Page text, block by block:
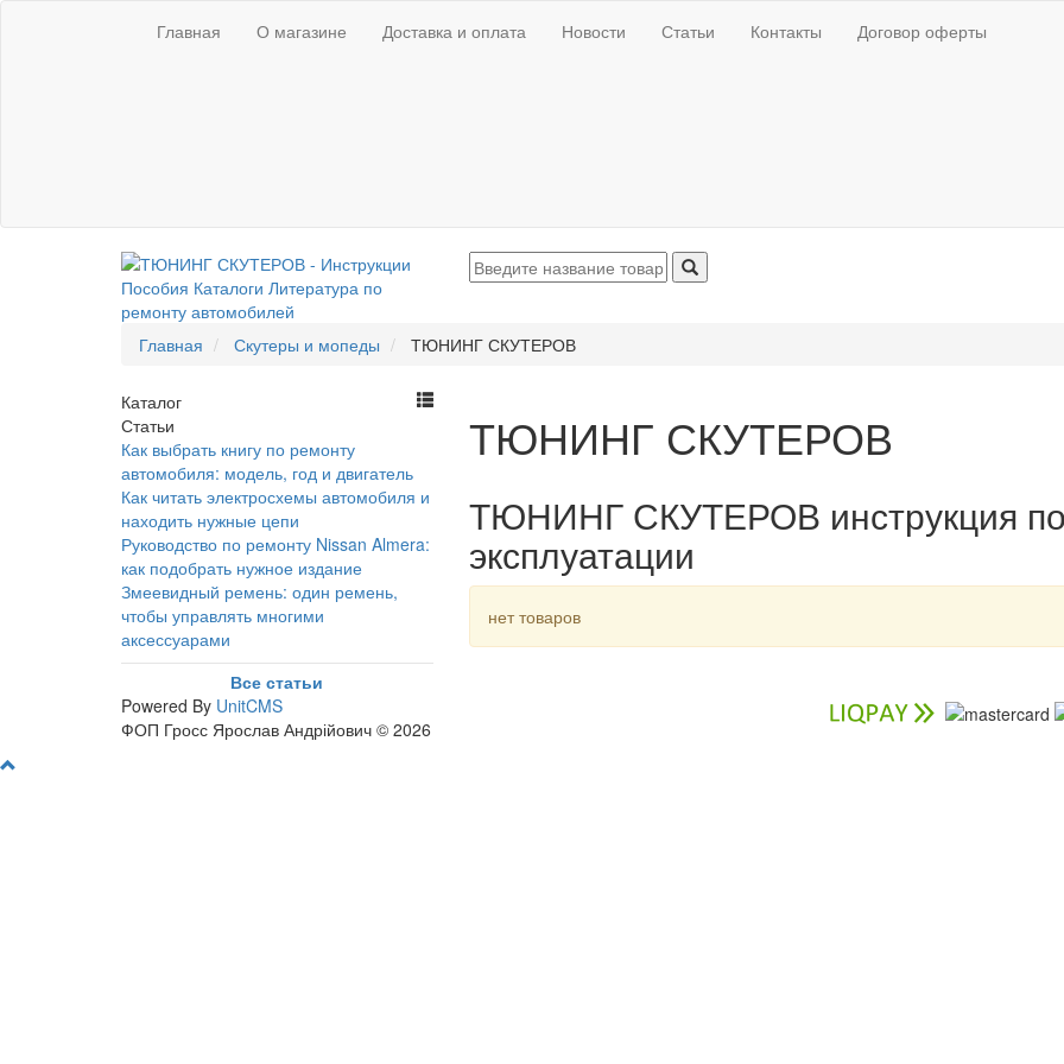
Главная О магазине Доставка и оплата Новости Статьи Контакты Договор оферты
Главная Скутеры и мопеды ТЮНИНГ СКУТЕРОВ
Каталог
Статьи
Как выбрать книгу по ремонту
автомобиля: модель, год и двигатель
Как читать электросхемы автомобиля и
находить нужные цепи
Руководство по ремонту Nissan Almera:
как подобрать нужное издание
Змеевидный ремень: один ремень,
чтобы управлять многими
аксессуарами
Все статьи
ТЮНИНГ СКУТЕРОВ
ТЮНИНГ СКУТЕРОВ инструкция
эксплуатации
нет товаров
Powered By UnitCMS
ФОП Гросс Ярослав Андрійович © 2026